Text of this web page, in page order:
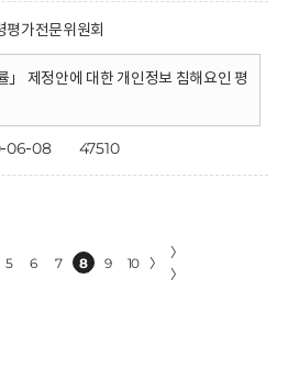
평가전문위원회
」 제정안에 대한 개인정보 침해요인 평
06-08 47510
5 6 7 8 9 10 〉
〉
〉